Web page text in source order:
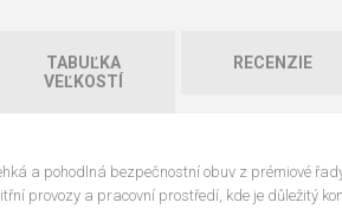
TABUĽKA
VEĽKOSTÍ
RECENZIE
a pohodlná bezpečnostní obuv z prémiové
provozy a pracovní prostředí, kde je důležitý